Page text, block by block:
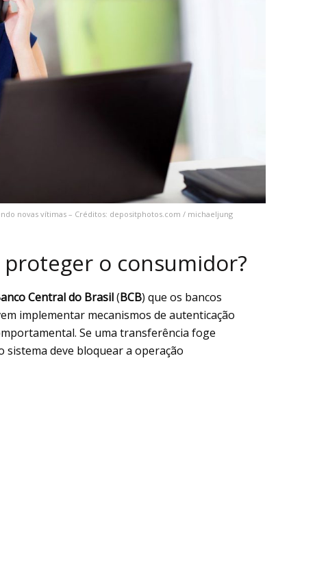
novas vítimas – Créditos: depositphotos.com / michaeljung
o consumidor?
Central do Brasil(BCB) que os bancos
implementar mecanismos de autenticação
Se uma transferência foge
deve bloquear a operação